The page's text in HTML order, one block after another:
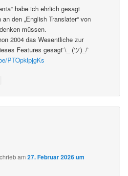
habe ich ehrlich gesagt
den „English Translater“ von
müssen.
2004 das Wesentliche zur
Features gesagt ̄\_ (ツ)_/
PTOpklpjgKs
am27. Februar 2026 um